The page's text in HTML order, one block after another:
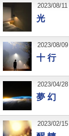
光
2023/08/11
十 行
2023/08/09
夢 幻
2023/04/28
2023/02/15